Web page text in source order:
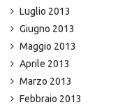
Luglio 2013
Giugno 2013
Maggio 2013
Aprile 2013
Marzo 2013
Febbraio 2013